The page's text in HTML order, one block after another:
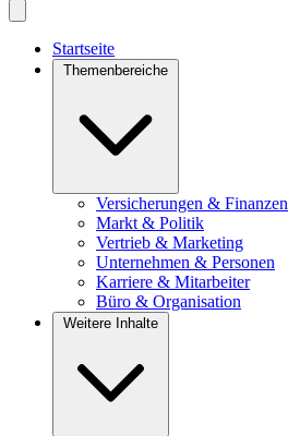
Startseite
Themenbereiche
Versicherungen & Finanzen
Markt & Politik
Vertrieb & Marketing
Unternehmen & Personen
Karriere & Mitarbeiter
Büro & Organisation
Weitere Inhalte